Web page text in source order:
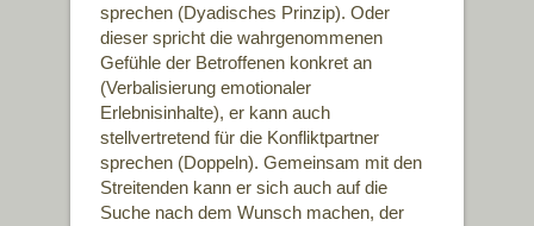
sprechen (Dyadisches Prinzip). Oder
dieser spricht die wahrgenommenen
Gefühle der Betroffenen konkret an
(Verbalisierung emotionaler
Erlebnisinhalte), er kann auch
stellvertretend für die Konfliktpartner
sprechen (Doppeln). Gemeinsam mit den
Streitenden kann er sich auch auf die
Suche nach dem Wunsch machen, der